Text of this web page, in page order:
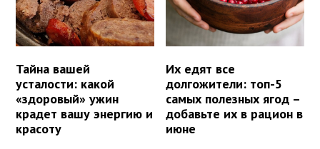
Тайна вашей
усталости: какой
«здоровый» ужин
крадет вашу энергию и
красоту
Их едят все
долгожители: топ-5
самых полезных ягод –
добавьте их в рацион в
июне